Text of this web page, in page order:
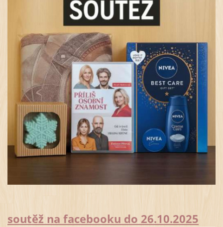
soutěž na facebooku do 26.10.2025